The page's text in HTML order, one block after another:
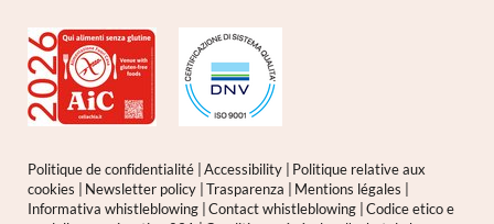
Politique de confidentialité Accessibility
Politique relative aux
cookies
Newsletter policy Trasparenza Mentions légales
Informativa whistleblowing Contact whistleblowing Codice etico e